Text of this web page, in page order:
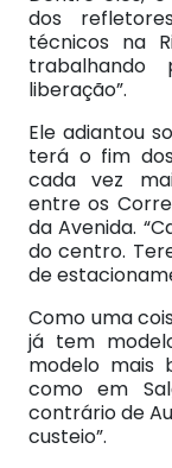
dos
técnicos na
liberação”.
Ele adiantou
terá o fim
cada vez
entre os
da Avenida.
do centro.
de
Como uma
já tem
modelo mais
como em
contrário de
custeio”.